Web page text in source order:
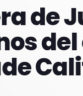
de
del